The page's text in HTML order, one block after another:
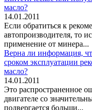
масло?
14.01.2011
Если обратиться к
автопроизводителя, то
применение от минера...
Верна ли информация,
сроком эксплуатации
масло?
14.01.2011
Это распространенное
двигателе со
подвергается больши...